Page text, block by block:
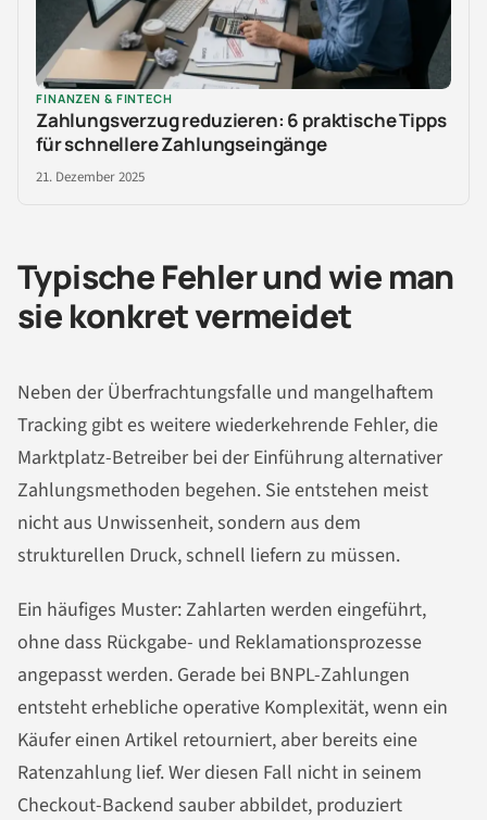
FINANZEN & FINTECH
Zahlungsverzug reduzieren: 6 praktische Tipps
für schnellere Zahlungseingänge
21. Dezember 2025
Typische Fehler und wie man
sie konkret vermeidet
Neben der Überfrachtungsfalle und mangelhaftem
Tracking gibt es weitere wiederkehrende Fehler, die
Marktplatz-Betreiber bei der Einführung alternativer
Zahlungsmethoden begehen. Sie entstehen meist
nicht aus Unwissenheit, sondern aus dem
strukturellen Druck, schnell liefern zu müssen.
Ein häufiges Muster: Zahlarten werden eingeführt,
ohne dass Rückgabe- und Reklamationsprozesse
angepasst werden. Gerade bei BNPL-Zahlungen
entsteht erhebliche operative Komplexität, wenn ein
Käufer einen Artikel retourniert, aber bereits eine
Ratenzahlung lief. Wer diesen Fall nicht in seinem
Checkout-Backend sauber abbildet, produziert